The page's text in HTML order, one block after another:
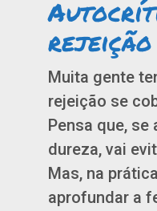
rejeição
Muita gente
rejeição se
Pensa que,
dureza, vai
Mas, na
aprofundar a